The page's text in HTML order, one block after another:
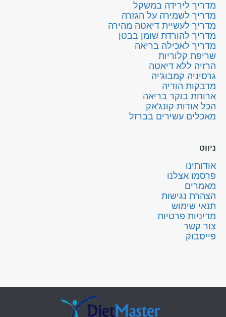
מדריך לירידה במשקל
מדריך לשמירה על הגזרה
מדריך לעשיית דיאטה מהירה
מדריך להורדת שומן בבטן
מדריך לאכילה בריאה
שריפת קלוריות
הרזיה ללא דיאטה
גרסיניה קמבוג'יה
מדבקות הודיה
ארוחת בוקר בריאה
הכל אודות קונג'אק
מאכלים עשירים בברזל
ניווט
אודותינו
פרסמו אצלנו
מאמרים
הצהרת נגישות
תנאי שימוש
מדיניות פרטיות
צור קשר
פייסבוק